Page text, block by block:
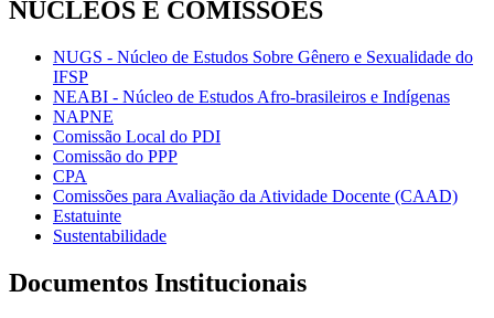
NÚCLEOS E COMISSÕES
NUGS - Núcleo de Estudos Sobre Gênero e Sexualidade do
IFSP
NEABI - Núcleo de Estudos Afro-brasileiros e Indígenas
NAPNE
Comissão Local do PDI
Comissão do PPP
CPA
Comissões para Avaliação da Atividade Docente (CAAD)
Estatuinte
Sustentabilidade
Documentos Institucionais